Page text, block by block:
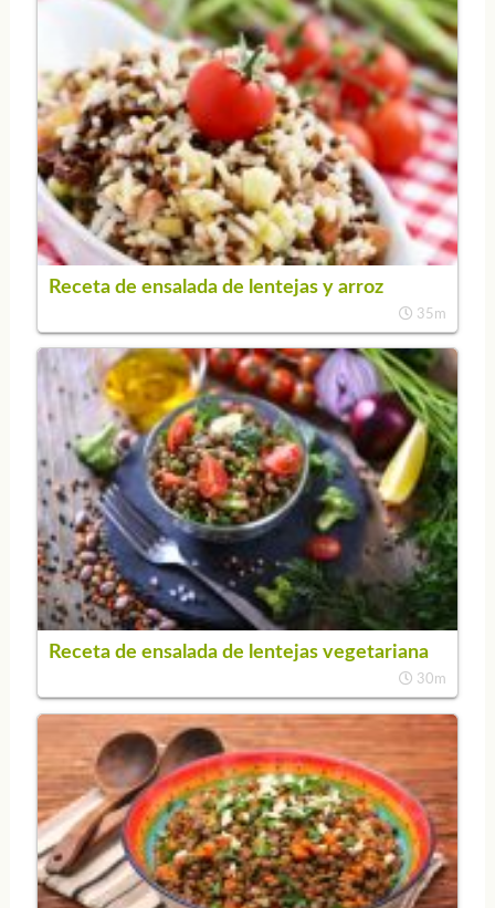
Receta de ensalada de lentejas y arroz
35m
Receta de ensalada de lentejas vegetariana
30m